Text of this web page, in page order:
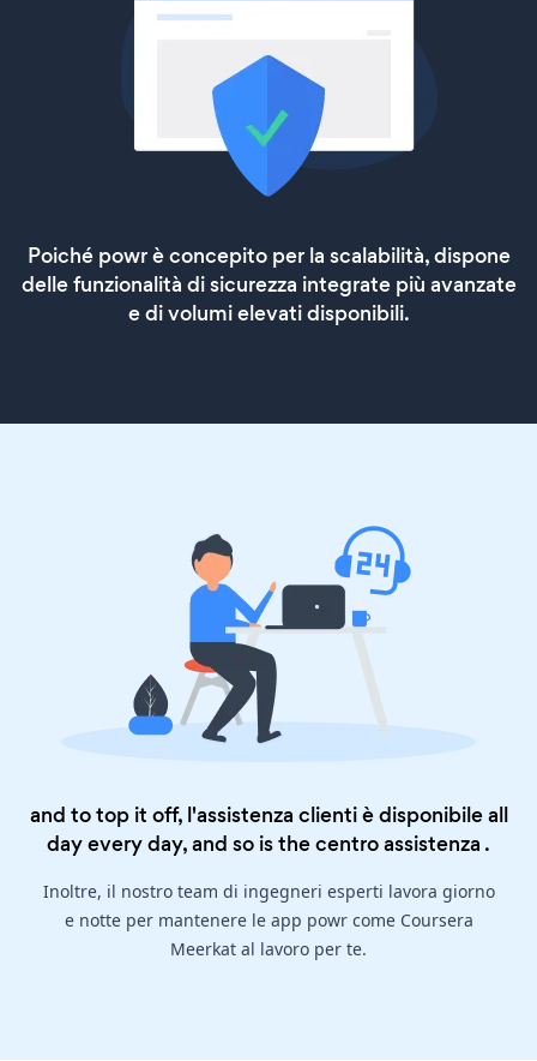
Poiché powr è concepito per la scalabilità, dispone
delle funzionalità di sicurezza integrate più avanzate
e di volumi elevati disponibili.
and to top it off, l'assistenza clienti è disponibile all
day every day, and so is thecentro assistenza .
Inoltre, il nostro team di ingegneri esperti lavora giorno
e notte per mantenere le app powr come Coursera
Meerkat al lavoro per te.